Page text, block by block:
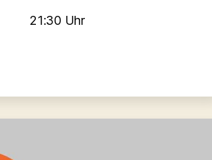
21:30 Uhr